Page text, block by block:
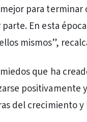
para terminar
parte. En esta
mismos”,
que ha
positivamente
del crecimiento